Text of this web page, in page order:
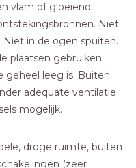
vlam of gloeiend
Niet
in de ogen spuiten.
plaatsen gebruiken.
geheel leeg is. Buiten
adequate ventilatie
mogelijk.
droge ruimte, buiten
(zeer